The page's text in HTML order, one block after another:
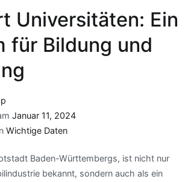
Universitäten: Ein
für Bildung und
Januar 11, 2024
Wichtige Daten
Baden-Württembergs, ist nicht nur
bekannt, sondern auch als ein